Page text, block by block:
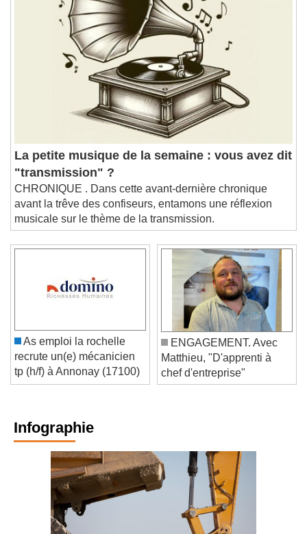
La petite musique de la semaine : vous avez dit
"transmission" ?
CHRONIQUE . Dans cette avant-dernière chronique
avant la trêve des confiseurs, entamons une réflexion
musicale sur le thème de la transmission.
As emploi la rochelle
recrute un(e) mécanicien
tp (h/f) à Annonay (17100)
ENGAGEMENT. Avec
Matthieu, "D'apprenti à
chef d'entreprise"
Infographie